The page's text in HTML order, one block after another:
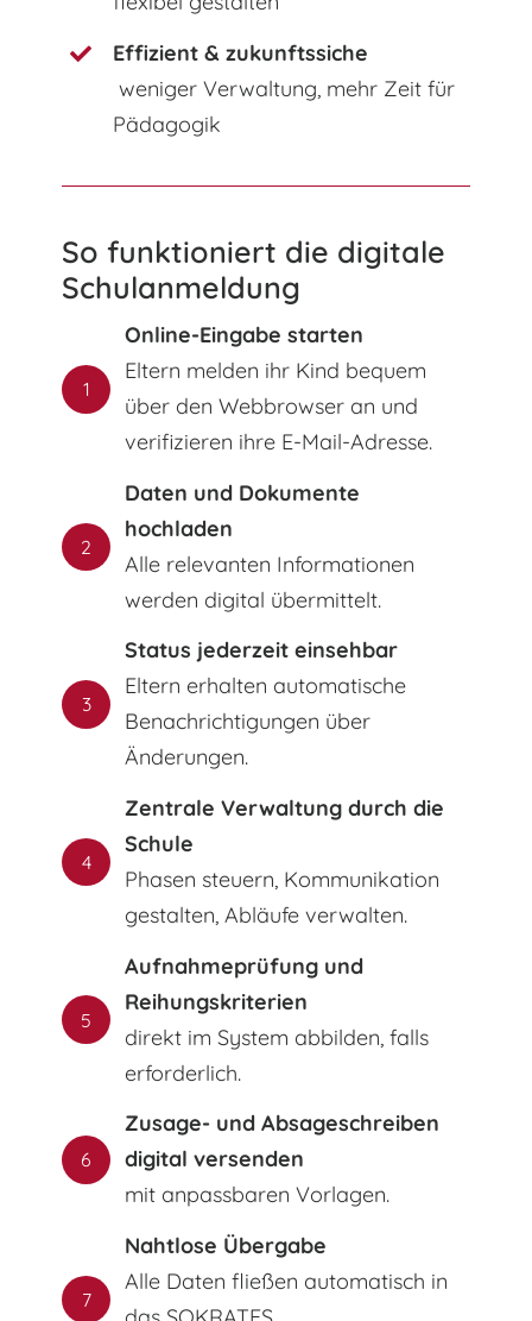
Effizient & zukunftssiche
weniger Verwaltung, mehr Zeit für
Pädagogik
So funktioniert die digitale
Schulanmeldung
1
Online-Eingabe starten
Eltern melden ihr Kind bequem
über den Webbrowser an und
verifizieren ihre E-Mail-Adresse.
2
Daten und Dokumente
hochladen
Alle relevanten Informationen
werden digital übermittelt.
3
Status jederzeit einsehbar
Eltern erhalten automatische
Benachrichtigungen über
Änderungen.
4
Zentrale Verwaltung durch die
Schule
Phasen steuern, Kommunikation
gestalten, Abläufe verwalten.
5
Aufnahmeprüfung und
Reihungskriterien
direkt im System abbilden, falls
erforderlich.
6
Zusage- und Absageschreiben
digital versenden
mit anpassbaren Vorlagen.
7
Nahtlose Übergabe
Alle Daten fließen automatisch in